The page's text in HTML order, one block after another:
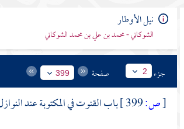
نيل الأوطار
الشوكاني - محمد بن علي بن محمد الشوكاني
جزء 2 صفحة 399
[ص:
باب القنوت في المكتوبة عند